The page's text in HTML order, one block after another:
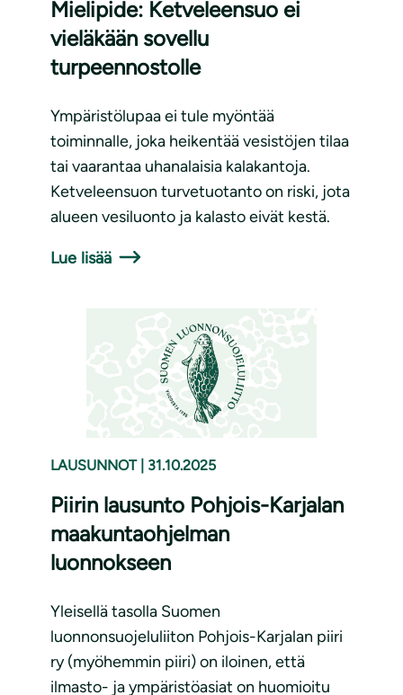
Mielipide: Ketveleensuo ei
vieläkään sovellu
turpeennostolle
Ympäristölupaa ei tule myöntää
toiminnalle, joka heikentää vesistöjen tilaa
tai vaarantaa uhanalaisia kalakantoja.
Ketveleensuon turvetuotanto on riski, jota
alueen vesiluonto ja kalasto eivät kestä.
Lue lisää
LAUSUNNOT 31.10.2025
Piirin lausunto Pohjois-Karjalan
maakuntaohjelman
luonnokseen
Yleisellä tasolla Suomen
luonnonsuojeluliiton Pohjois-Karjalan piiri
ry (myöhemmin piiri) on iloinen, että
ilmasto- ja ympäristöasiat on huomioitu